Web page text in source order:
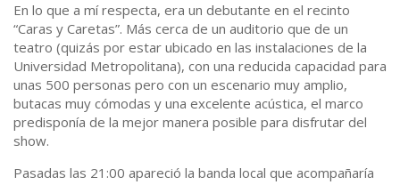
En lo que a mí respecta, era un debutante en el recinto
“Caras y Caretas”. Más cerca de un auditorio que de un
teatro (quizás por estar ubicado en las instalaciones de la
Universidad Metropolitana), con una reducida capacidad para
unas 500 personas pero con un escenario muy amplio,
butacas muy cómodas y una excelente acústica, el marco
predisponía de la mejor manera posible para disfrutar del
show.
Pasadas las 21:00 apareció la banda local que acompañaría